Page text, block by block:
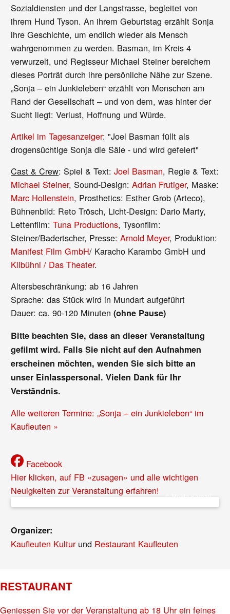
Sozialdiensten und der Langstrasse, begleitet von
ihrem Hund Tyson. An ihrem Geburtstag erzählt Sonja
ihre Geschichte, um endlich wieder als Mensch
wahrgenommen zu werden. Basman, im Kreis 4
verwurzelt, und Regisseur Michael Steiner bereichern
dieses Porträt durch ihre persönliche Nähe zur Szene.
„Sonja – ein Junkieleben“ erzählt von Menschen am
Rand der Gesellschaft – und von dem, was hinter der
Sucht liegt: Verlust, Hoffnung und Würde.
Artikel im Tagesanzeiger: "Joel Basman füllt als
drogensüchtige Sonja die Säle - und wird gefeiert"
Cast & Crew: Spiel & Text:Joel Basman, Regie & Text:
Michael Steiner, Sound-Design:Adrian Frutiger, Maske:
Marc Hollenstein, Prosthetics: Esther Grob (Arteco),
Bühnenbild: Reto Trösch, Licht-Design: Dario Marty,
Lettenfilm:Tuna Productions, Tysonfilm:
Steiner/Badertscher, Presse:Arnold Meyer, Produktion:
Manifest Film GmbH/ Karacho Karambo GmbH und
Klibühni / Das Theater.
Altersbeschränkung: ab 16 Jahren
Sprache: das Stück wird in Mundart aufgeführt
Dauer: ca. 90-120 Minuten(ohne Pause)
Bitte beachten Sie, dass an dieser Veranstaltung
gefilmt wird. Falls Sie nicht auf den Aufnahmen
erscheinen möchten, wenden Sie sich bitte an
unser Einlasspersonal. Vielen Dank für Ihr
Verständnis.
Alle weiteren Termine: „Sonja – ein Junkieleben“ im
Kaufleuten »
Facebook
Hier klicken, auf FB «zusagen» und alle wichtigen
Neuigkeiten zur Veranstaltung erfahren!
Organizer:
Kaufleuten Kulturund Restaurant Kaufleuten
RESTAURANT
Geniessen Sie vor der Veranstaltung ab 18 Uhr ein feines